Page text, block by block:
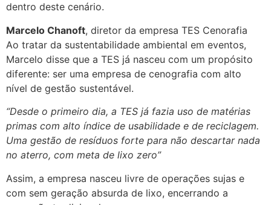
dentro deste cenário.
Marcelo Chanoft, diretor da empresa TES Cenorafia
Ao tratar da sustentabilidade ambiental em eventos,
Marcelo disse que a TES já nasceu com um propósito
diferente: ser uma empresa de cenografia com alto
nível de gestão sustentável.
“Desde o primeiro dia, a TES já fazia uso de matérias
primas com alto índice de usabilidade e de reciclagem.
Uma gestão de resíduos forte para não descartar nada
no aterro, com meta de lixo zero”
Assim, a empresa nasceu livre de operações sujas e
com sem geração absurda de lixo, encerrando a